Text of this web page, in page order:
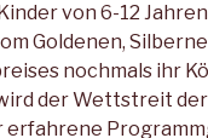
von 6-12
Goldenen,
nochmals ihr
der Wettstreit
erfahrene